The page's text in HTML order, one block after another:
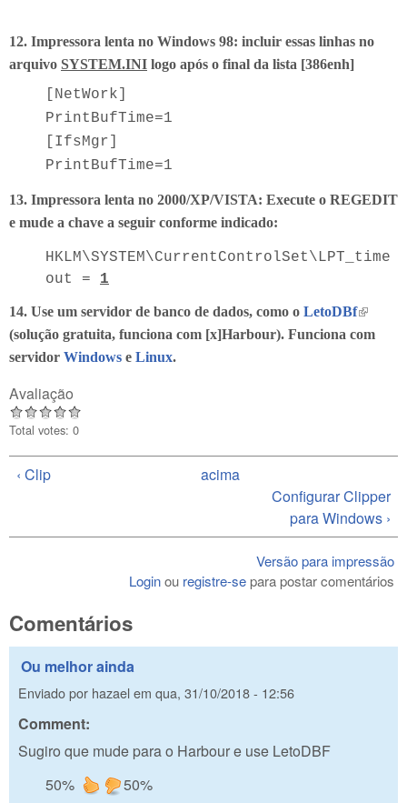
12. Impressora lenta no Windows 98: incluir essas linhas no
arquivo SYSTEM.INI logo após o final da lista [386enh]
[NetWork]
PrintBufTime=1
[IfsMgr]
PrintBufTime=1
13. Impressora lenta no 2000/XP/VISTA: Execute o REGEDIT
e mude a chave a seguir conforme indicado:
HKLM\SYSTEM\CurrentControlSet\LPT_time
out = 1
14. Use um servidor de banco de dados, como o LetoDBf(link is
(solução gratuita, funciona com [x]Harbour). Funciona com
servidor Windows e Linux.
Avaliação
Total votes: 0
‹ Clip
acima
Configurar Clipper
para Windows ›
Versão para impressão
Loginou registre-separa postar comentários
Comentários
Ou melhor ainda
Enviado por hazaelem qua, 31/10/2018 - 12:56
Comment:
Sugiro que mude para o Harbour e use LetoDBF
50%
50%